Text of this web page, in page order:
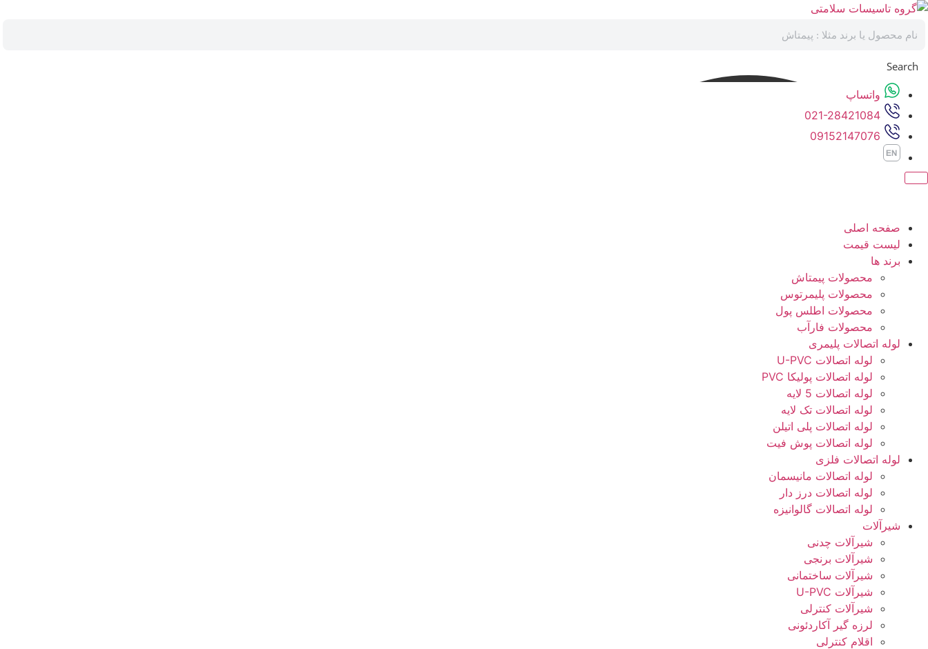
پرش
محتوا
Search
واتساپ
021-28421084
09152147076
صفحه اصلی
لیست قیمت
برند ها
محصولات پیمتاش
محصولات پلیمرتوس
محصولات اطلس پول
محصولات فارآب
لوله اتصالات پلیمری
لوله اتصالات U-PVC
لوله اتصالات پولیکا PVC
لوله اتصالات 5 لایه
لوله اتصالات تک لایه
لوله اتصالات پلی اتیلن
لوله اتصالات پوش فیت
لوله اتصالات فلزی
لوله اتصالات مانیسمان
لوله اتصالات درز دار
لوله اتصالات گالوانیزه
شیرآلات
شیرآلات چدنی
شیرآلات برنجی
شیرآلات ساختمانی
شیرآلات U-PVC
شیرآلات کنترلی
لرزه گیر آکاردئونی
اقلام کنترلی